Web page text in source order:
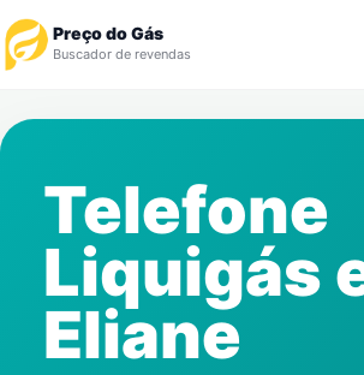
Preço do Gás
Buscador de revendas
Revendedor
Notícias
Cadastre-se
Telefone
Liquigás
Eliane